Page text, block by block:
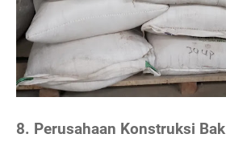
8. Perusahaan Konstruksi